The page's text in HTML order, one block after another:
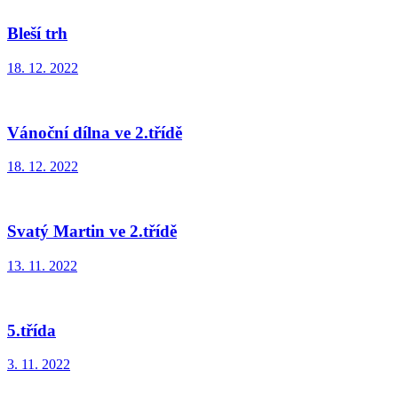
Bleší trh
18. 12. 2022
Vánoční dílna ve 2.třídě
18. 12. 2022
Svatý Martin ve 2.třídě
13. 11. 2022
5.třída
3. 11. 2022